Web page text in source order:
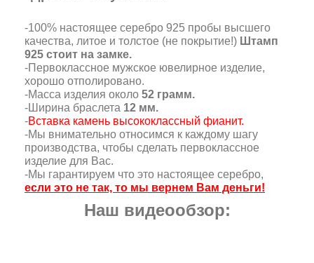
-100% настоящее серебро 925 пробы высшего
качества, литое и толстое (не покрытие!) Штамп
925 стоит на замке.
-Первоклассное мужское ювелирное изделие,
хорошо отполировано.
-Масса изделия около 52 грамм.
-Ширина браслета 12 мм.
-Вставка камень высококлассный фианит.
-Мы внимательно относимся к каждому шагу
производства, чтобы сделать первоклассное
изделие для Вас.
-Мы гарантируем что это настоящее серебро,
если это не так, то мы вернем Вам деньги!
Наш видеообзор: